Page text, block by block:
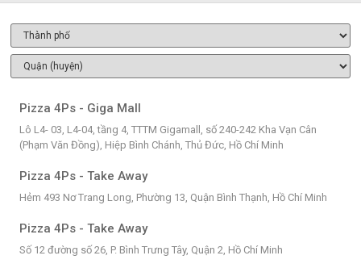
Pizza 4Ps - Giga Mall
Lô L4- 03, L4-04, tầng 4, TTTM Gigamall, số 240-242 Kha Vạn Cân
(Phạm Văn Đồng), Hiệp Bình Chánh, Thủ Đức, Hồ Chí Minh
Pizza 4Ps - Take Away
Hẻm 493 Nơ Trang Long, Phường 13, Quận Bình Thạnh, Hồ Chí Minh
Pizza 4Ps - Take Away
Số 12 đường số 26, P. Bình Trưng Tây, Quận 2, Hồ Chí Minh